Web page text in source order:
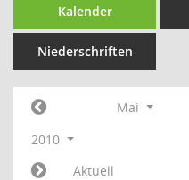
Kalender
Niederschriften
Mai
2010
Aktuell